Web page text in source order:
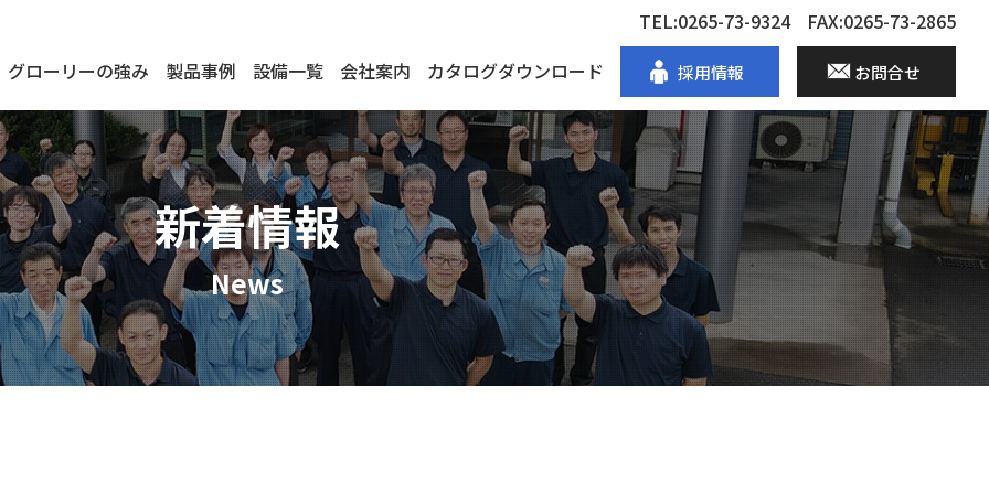
グローリーの強み 製品事例 設備一覧 会社案内 カタログダウンロード 採用情報 お問合せ
TEL:0265-73-9324 FAX:0265-73-2865
新着情報
News